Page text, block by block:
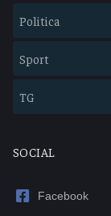
Politica
Sport
TG
SOCIAL
Facebook